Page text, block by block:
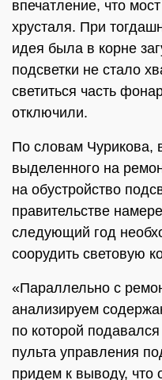
впечатление, что
хрусталя. При
идея была в корне
подсветки не стало
светиться часть
отключили.
По словам Чурикова,
выделенного на
на обустройство
правительстве
следующий год
соорудить световую
«Параллельно с
анализируем
по которой
пульта управления
придем к выводу, что